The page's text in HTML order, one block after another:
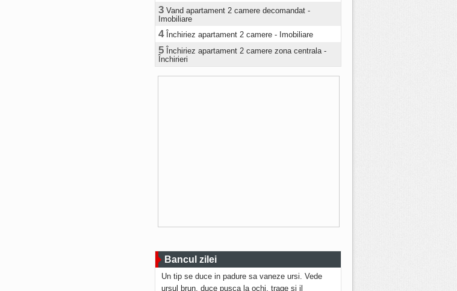
3 Vand apartament 2 camere decomandat -
Imobiliare
4 Închiriez apartament 2 camere - Imobiliare
5 Închiriez apartament 2 camere zona centrala -
Închirieri
Bancul zilei
Un tip se duce in padure sa vaneze ursi. Vede
ursul brun, duce pusca la ochi, trage si il